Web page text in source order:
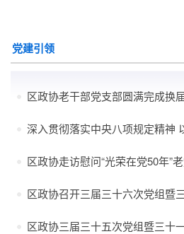
党建引领
区政协老干部党支部圆满完成换
区政协走访慰问“光荣在党50年”